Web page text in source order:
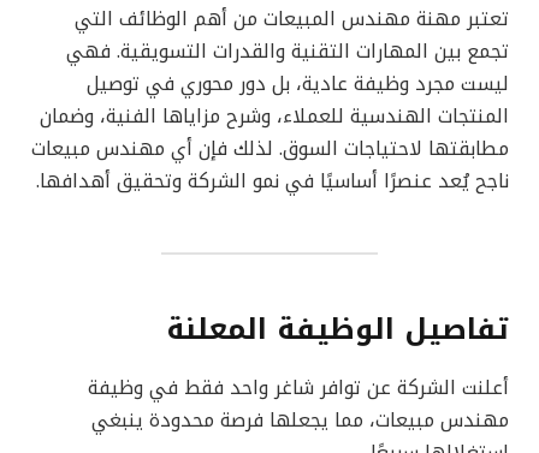
تعتبر مهنة مهندس المبيعات من أهم الوظائف التي
تجمع بين المهارات التقنية والقدرات التسويقية. فهي
ليست مجرد وظيفة عادية، بل دور محوري في توصيل
المنتجات الهندسية للعملاء، وشرح مزاياها الفنية، وضمان
مطابقتها لاحتياجات السوق. لذلك فإن أي مهندس مبيعات
ناجح يُعد عنصرًا أساسيًا في نمو الشركة وتحقيق أهدافها.
تفاصيل الوظيفة المعلنة
أعلنت الشركة عن توافر شاغر واحد فقط في وظيفة
مهندس مبيعات، مما يجعلها فرصة محدودة ينبغي